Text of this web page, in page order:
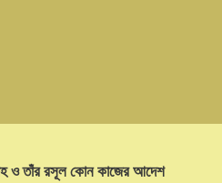
ও তাঁর রসূল কোন কাজের আদেশ